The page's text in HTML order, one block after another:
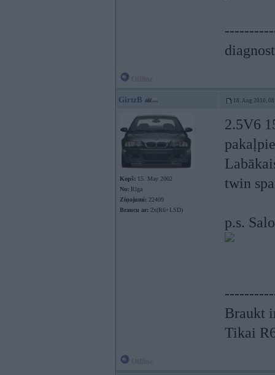
GirtzB 18. Aug 2010,
Kopš: 15. May 2002
No: Rīga
Ziņojumi: 22409
Braucu ar: 2x(R6+LSD)
2.5V6
twin
p.s.
Braukt
Tikai